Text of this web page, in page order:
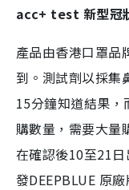
acc+ test 新型冠
產品由香港口罩品
到。測試劑以採集
15分鐘知道結果
購數量，需要大量
在確認後10至21
發DEEPBLUE 原廠